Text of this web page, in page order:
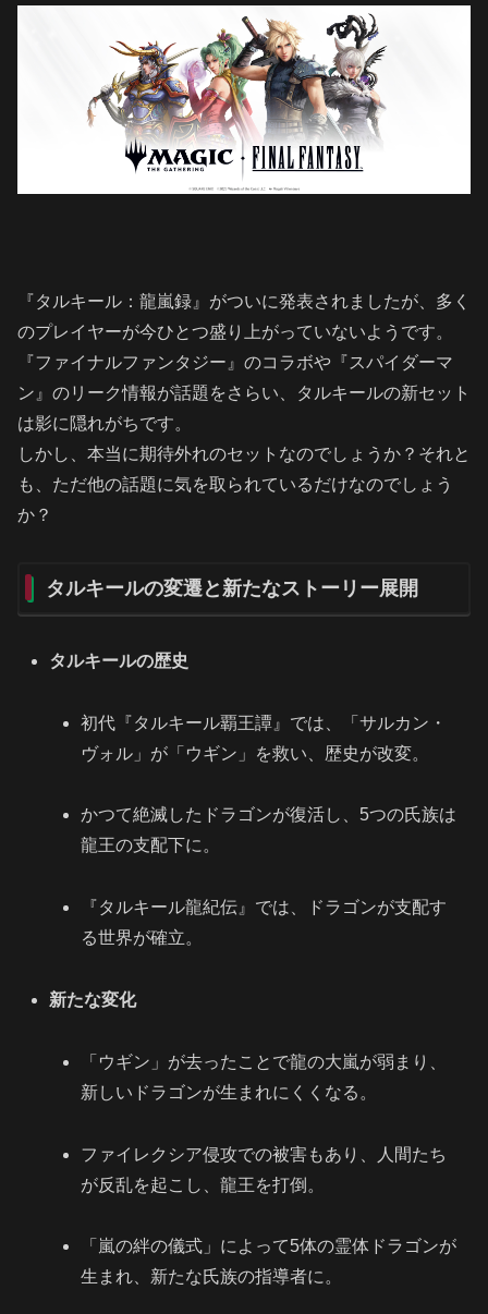
『タルキール：龍嵐録』がついに発表されましたが、多く
のプレイヤーが今ひとつ盛り上がっていないようです。
『ファイナルファンタジー』のコラボや『スパイダーマ
ン』のリーク情報が話題をさらい、タルキールの新セット
は影に隠れがちです。
しかし、本当に期待外れのセットなのでしょうか？それと
も、ただ他の話題に気を取られているだけなのでしょう
か？
タルキールの変遷と新たなストーリー展開
タルキールの歴史
初代『タルキール覇王譚』では、「サルカン・
ヴォル」が「ウギン」を救い、歴史が改変。
かつて絶滅したドラゴンが復活し、5つの氏族は
龍王の支配下に。
『タルキール龍紀伝』では、ドラゴンが支配す
る世界が確立。
新たな変化
「ウギン」が去ったことで龍の大嵐が弱まり、
新しいドラゴンが生まれにくくなる。
ファイレクシア侵攻での被害もあり、人間たち
が反乱を起こし、龍王を打倒。
「嵐の絆の儀式」によって5体の霊体ドラゴンが
生まれ、新たな氏族の指導者に。